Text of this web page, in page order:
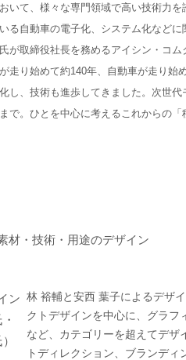
いて、様々な専門領域で高い技術力
る自動車の電子化、システム化など
が取締役社長を務めるアイシン・コム
走り始めて約140年、自動車が走り始
し、技術も進歩してきました。次世
で。ひとを中心に考えるこれからの
材・技術・用途のデザイン
ン 林 裕輔と安西 葉子によるデザ
クトデザインを中心に、グラフ
など、カテゴリーを超えてデザ
トディレクション、ブランデ